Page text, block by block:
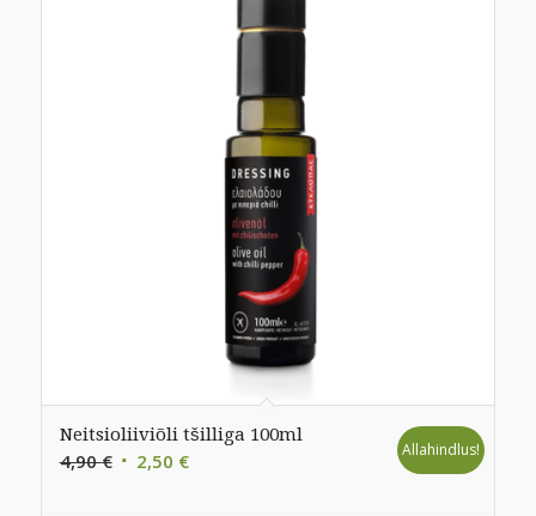
Neitsioliiviõli tšilliga 100ml
4,90€ Algne
2,50 €Praegune
Allahindlus!